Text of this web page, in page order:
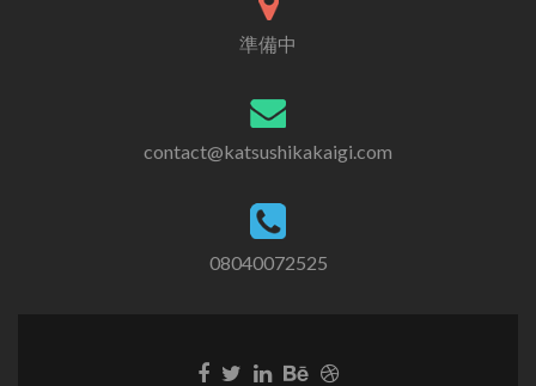
準備中
contact@katsushikakaigi.com
08040072525